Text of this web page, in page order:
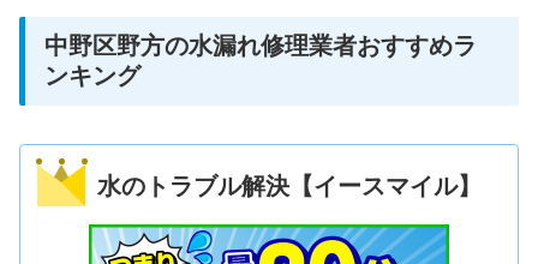
中野区野方の水漏れ修理業者おすすめラ
ンキング
水のトラブル解決【イースマイル】